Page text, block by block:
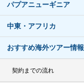
パプアニューギニア
中東・アフリカ
おすすめ海外ツアー情報
契約までの流れ